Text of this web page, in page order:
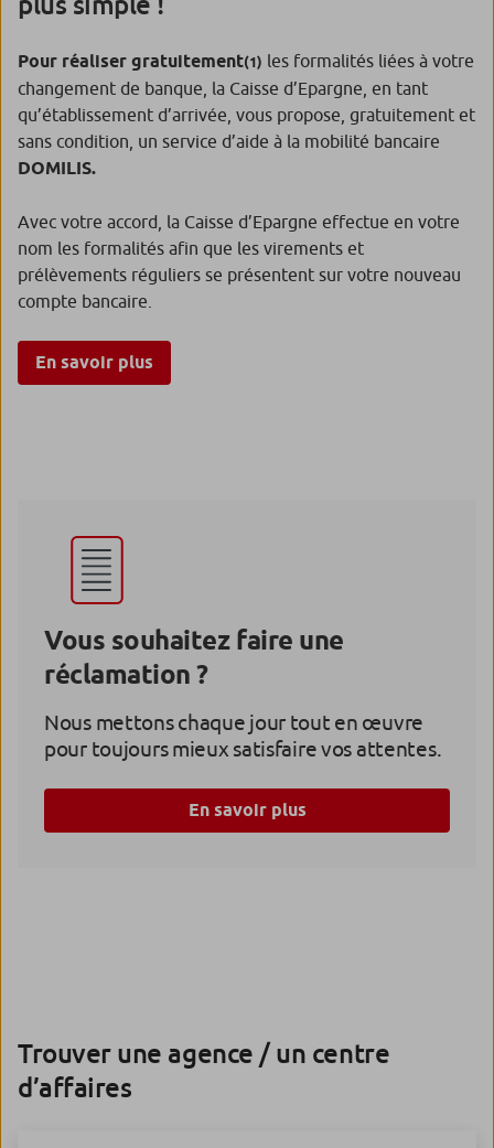
Pour réaliser gratuitement(1) les formalités liées à votre
changement de banque, la Caisse d’Epargne, en tant
qu’établissement d’arrivée, vous propose, gratuitement et
sans condition, un service d’aide à la mobilité bancaire
DOMILIS.
Avec votre accord, la Caisse d’Epargne effectue en votre
nom les formalités afin que les virements et
prélèvements réguliers se présentent sur votre nouveau
compte bancaire.
En savoir plus
Vous souhaitez faire une
réclamation ?
Nous mettons chaque jour tout en œuvre
pour toujours mieux satisfaire vos attentes.
En savoir plus
Trouver une agence / un centre
d’affaires